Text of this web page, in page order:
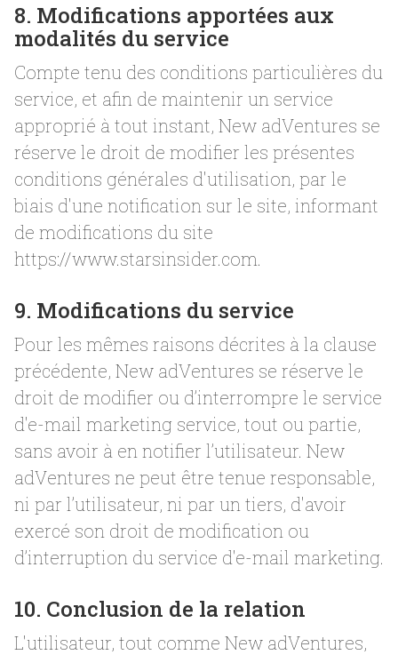
8. Modifications apportées aux
modalités du service
Compte tenu des conditions particulières du
service, et afin de maintenir un service
approprié à tout instant, New adVentures se
réserve le droit de modifier les présentes
conditions générales d'utilisation, par le
biais d'une notification sur le site, informant
de modifications du site
https://www.starsinsider.com.
9. Modifications du service
Pour les mêmes raisons décrites à la clause
précédente, New adVentures se réserve le
droit de modifier ou d’interrompre le service
d'e-mail marketing service, tout ou partie,
sans avoir à en notifier l’utilisateur. New
adVentures ne peut être tenue responsable,
ni par l’utilisateur, ni par un tiers, d'avoir
exercé son droit de modification ou
d’interruption du service d'e-mail marketing.
10. Conclusion de la relation
L'utilisateur, tout comme New adVentures,